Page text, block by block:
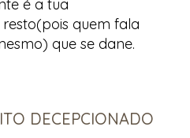
é a tua
quem fala
que se dane.
DECEPCIONADO